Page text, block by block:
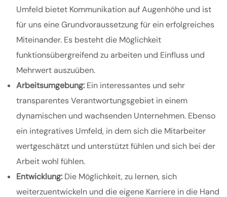
Umfeld bietet Kommunikation auf Augenhöhe und ist
für uns eine Grundvoraussetzung für ein erfolgreiches
Miteinander. Es besteht die Möglichkeit
funktionsübergreifend zu arbeiten und Einfluss und
Mehrwert auszuüben.
Arbeitsumgebung: Ein interessantes und sehr
transparentes Verantwortungsgebiet in einem
dynamischen und wachsenden Unternehmen. Ebenso
ein integratives Umfeld, in dem sich die Mitarbeiter
wertgeschätzt und unterstützt fühlen und sich bei der
Arbeit wohl fühlen.
Entwicklung: Die Möglichkeit, zu lernen, sich
weiterzuentwickeln und die eigene Karriere in die Hand